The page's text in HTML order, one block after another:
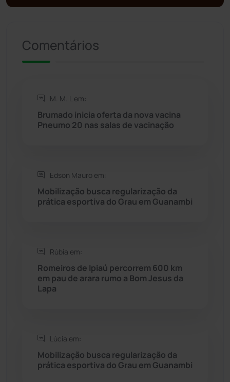
Presidente Jânio Qu... (125)
Rio de Contas
Rio do Antônio
Rio do Pires
Seabra
Sebastião Laranjeiras (96)
Sudoeste Baiano
Tanhaçu
Comentários
M. M. L em:
Brumado inicia oferta da nova vacina
Pneumo 20 nas salas de vacinação
Edson Mauro em:
Mobilização busca regularização da
prática esportiva do Grau em Guanambi
Rúbia em:
Romeiros de Ipiaú percorrem 600 km
em pau de arara rumo a Bom Jesus da
Lapa
Lúcia em:
Mobilização busca regularização da
prática esportiva do Grau em Guanambi